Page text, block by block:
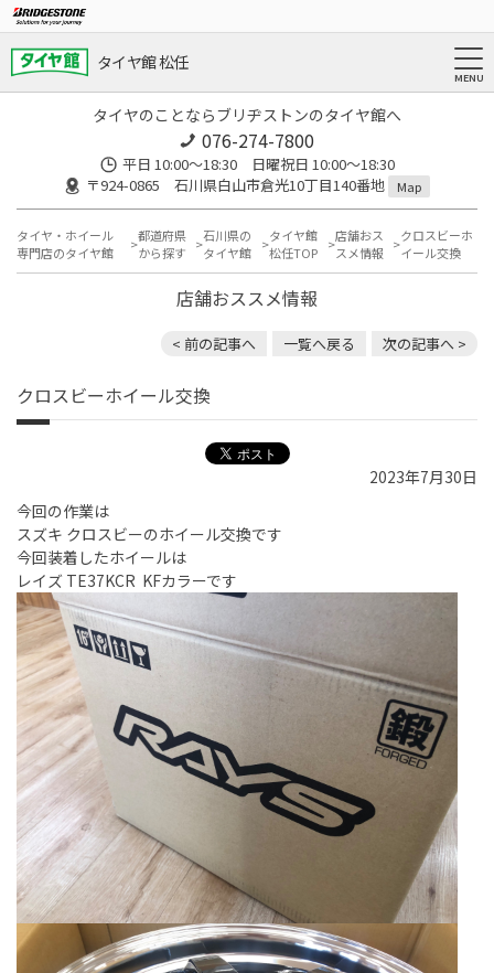
タイヤ館 松任
タイヤのことならブリヂストンのタイヤ館へ
076-274-7800
平日 10:00～18:30 日曜祝日 10:00～18:30
〒924-0865 石川県白山市倉光10丁目140番地
Map
タイヤ・ホイール
専門店のタイヤ館
都道府県
から探す
石川県の
タイヤ館
タイヤ館
松任TOP
店舗おス
スメ情報
クロスビーホ
イール交換
店舗おススメ情報
< 前の記事へ 一覧へ戻る 次の記事へ >
クロスビーホイール交換
2023年7月30日
今回の作業は
スズキ クロスビーのホイール交換です
今回装着したホイールは
レイズ TE37KCR KFカラーです